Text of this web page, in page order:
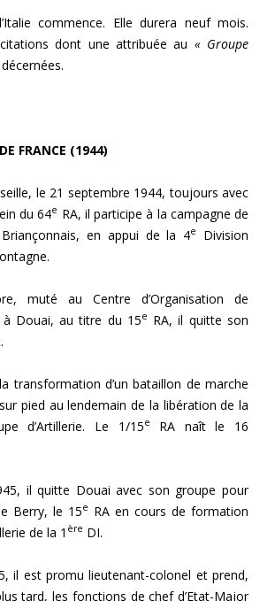
commence. Elle durera neuf mois.
dont une attribuée au « Groupe
FRANCE (1944)
le 21 septembre 1944, toujours avec
du 64e RA, il participe à la campagne de
en appui de la 4e
Division
muté au Centre d’Organisation de
à Douai, au titre du 15e RA, il quitte son
transformation d’un bataillon de marche
pied au lendemain de la libération de la
d’Artillerie. Le 1/15e
RA naît le 16
il quitte Douai avec son groupe pour
Berry, le 15e RA en cours de formation
de la 1 ère DI.
il est promu lieutenant-colonel et prend,
tard, les fonctions de chef d’Etat-Major